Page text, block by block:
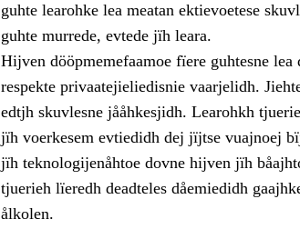
guhte learohke lea meatan ektievoetese
guhte murrede, evtede jïh leara.
Hijven dööpmemefaamoe fïere guhtesne
respekte privaatejieliedisnie vaarjelidh.
edtjh skuvlesne jååhkesjidh. Learohkh
jïh voerkesem evtiedidh dej jïjtse vuajnoej
jïh teknologijenåhtoe dovne hijven jïh
tjuerieh lïeredh deadteles dåemiedidh
ålkolen.